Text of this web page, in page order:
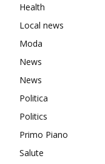
Health
Local news
Moda
News
News
Politica
Politics
Primo Piano
Salute